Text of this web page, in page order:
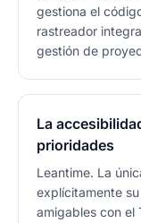
gestiona el
rastreador
gestión de
La
prioridades
Leantime. La
explícitamente
amigables con el